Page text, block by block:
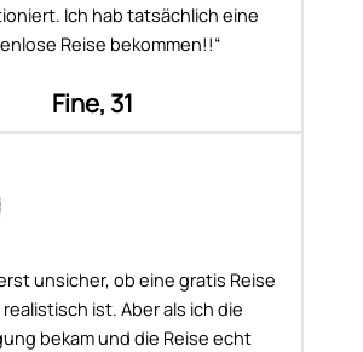
Ich hab tatsächlich eine
Reise bekommen!!“
Fine, 31
unsicher, ob eine gratis Reise
ist. Aber als ich die
bekam und die Reise echt